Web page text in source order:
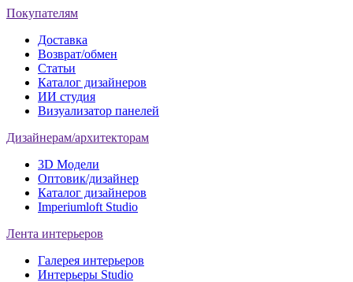
Покупателям
Доставка
Возврат/обмен
Статьи
Каталог дизайнеров
ИИ студия
Визуализатор панелей
Дизайнерам/архитекторам
3D Модели
Оптовик/дизайнер
Каталог дизайнеров
Imperiumloft Studio
Лента интерьеров
Галерея интерьеров
Интерьеры Studio